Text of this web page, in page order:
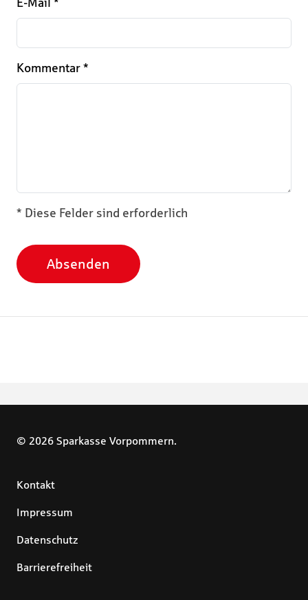
E-Mail *
Kommentar *
* Diese Felder sind erforderlich
Absenden
© 2026 Sparkasse Vorpommern.
Kontakt
Impressum
Datenschutz
Barrierefreiheit